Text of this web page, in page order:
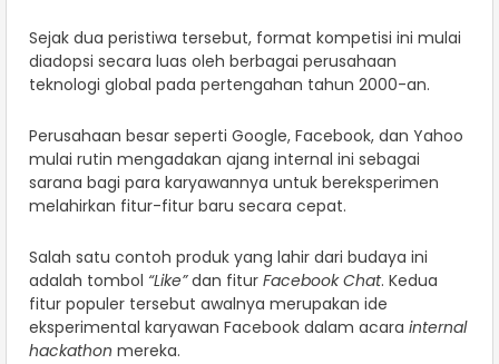
Sejak dua peristiwa tersebut, format kompetisi ini mulai
diadopsi secara luas oleh berbagai perusahaan
teknologi global pada pertengahan tahun 2000-an.
Perusahaan besar seperti Google, Facebook, dan Yahoo
mulai rutin mengadakan ajang internal ini sebagai
sarana bagi para karyawannya untuk bereksperimen
melahirkan fitur-fitur baru secara cepat.
Salah satu contoh produk yang lahir dari budaya ini
adalah tombol “Like”dan fitur Facebook Chat. Kedua
fitur populer tersebut awalnya merupakan ide
eksperimental karyawan Facebook dalam acara internal
hackathon mereka.